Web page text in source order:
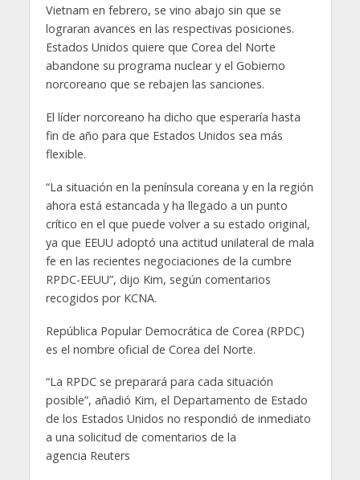
Vietnam en febrero, se vino abajo sin que se
lograran avances en las respectivas posiciones.
Estados Unidos quiere que Corea del Norte
abandone su programa nuclear y el Gobierno
norcoreano que se rebajen las sanciones.
El líder norcoreano ha dicho que esperaría hasta
fin de año para que Estados Unidos sea más
flexible.
“La situación en la península coreana y en la región
ahora está estancada y ha llegado a un punto
crítico en el que puede volver a su estado original,
ya que EEUU adoptó una actitud unilateral de mala
fe en las recientes negociaciones de la cumbre
RPDC-EEUU”, dijo Kim, según comentarios
recogidos por KCNA.
República Popular Democrática de Corea (RPDC)
es el nombre oficial de Corea del Norte.
“La RPDC se preparará para cada situación
posible”, añadió Kim, el Departamento de Estado
de los Estados Unidos no respondió de inmediato
a una solicitud de comentarios de la
agencia Reuters